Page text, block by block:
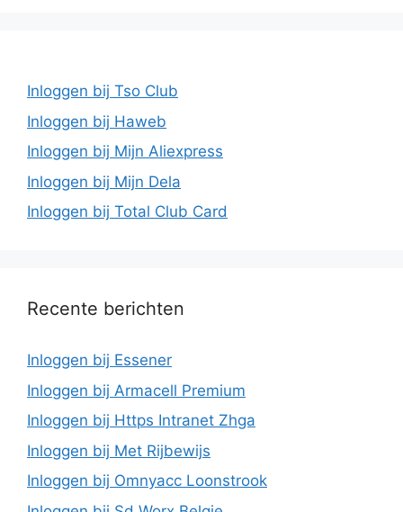
Inloggen bij Tso Club
Inloggen bij Haweb
Inloggen bij Mijn Aliexpress
Inloggen bij Mijn Dela
Inloggen bij Total Club Card
Recente berichten
Inloggen bij Essener
Inloggen bij Armacell Premium
Inloggen bij Https Intranet Zhga
Inloggen bij Met Rijbewijs
Inloggen bij Omnyacc Loonstrook